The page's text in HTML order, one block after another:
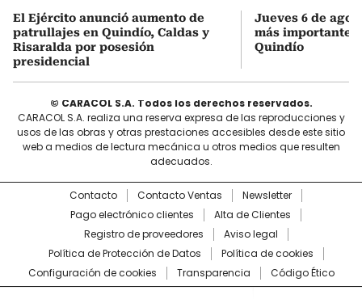
El Ejército anunció aumento de
patrullajes en Quindío, Caldas y
Risaralda por posesión
presidencial
Jueves 6 de
más importantes
Quindío
© CARACOL S.A. Todos los derechos reservados.
CARACOL S.A. realiza una reserva expresa de las reproducciones y
usos de las obras y otras prestaciones accesibles desde este sitio
web a medios de lectura mecánica u otros medios que resulten
adecuados.
Contacto Contacto Ventas
Newsletter
Pago electrónico clientes
Alta de Clientes
Registro de proveedores
Aviso legal
Política de Protección de Datos
Política de cookies
Configuración de cookies
Transparencia Código Ético